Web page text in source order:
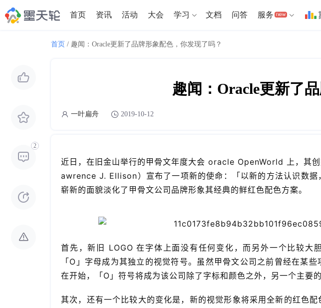
首页 资讯 活动 大会 学习 文档 问答 服务
2
首页 / 趣闻：Oracle更新了品牌形象配色，你发现了吗？
趣闻：Oracle更新了
一叶扁舟 2019-10-12
近日，在旧金山举行的甲骨文年度大会 oracle OpenWorld 上，其创
awrence J. Ellison）宣布了一项新的使命：「以新的方法认识数据
崭新的面貌淡化了甲骨文公司品牌形象其经典的鲜红色配色方案。
首先，新旧 LOGO 在字体上面没有任何变化，而另外一个比较大
「O」字母成为其独立的视觉符号。虽然甲骨文公司之前曾经在某
在开始，「O」符号将成为该公司除了字标和颜色之外，另一个主要的
其次，还有一个比较大的变化是，新的视觉形象将采用全新的红色